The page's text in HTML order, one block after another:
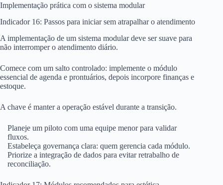
Implementação prática com o sistema modular
Indicador 16: Passos para iniciar sem atrapalhar o atendimento
A implementação de um sistema modular deve ser suave para
não interromper o atendimento diário.
Comece com um salto controlado: implemente o módulo
essencial de agenda e prontuários, depois incorpore finanças e
estoque.
A chave é manter a operação estável durante a transição.
Planeje um piloto com uma equipe menor para validar
fluxos.
Estabeleça governança clara: quem gerencia cada módulo.
Priorize a integração de dados para evitar retrabalho de
reconciliação.